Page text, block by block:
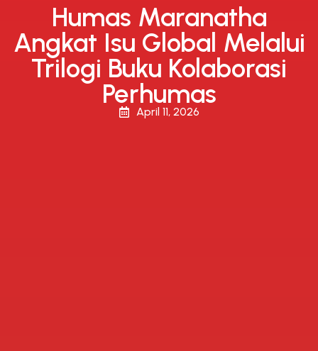
Humas Maranatha
Angkat Isu Global Melalui
Trilogi Buku Kolaborasi
Perhumas
April 11, 2026